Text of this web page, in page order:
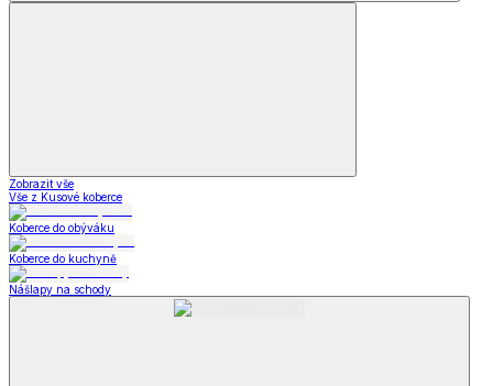
Zobrazit vše
Vše z Kusové koberce
Koberce do obýváku
Koberce do kuchyně
Nášlapy na schody